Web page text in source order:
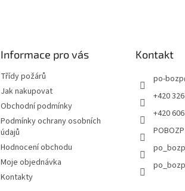
Informace pro vás
Třídy požárů
Jak nakupovat
Obchodní podmínky
Podmínky ochrany osobních
údajů
Hodnocení obchodu
Moje objednávka
Kontakty
Kontakt
po-bozp
+420
+420
POBOZP
po_bozp
po_bozp